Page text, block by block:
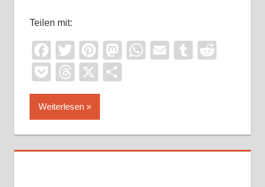
Teilen mit:
Facebook
TwitterPinterest
Mastodon
WhatsApp
EmailTumblr
PocketThreads
X
Weiterlesen